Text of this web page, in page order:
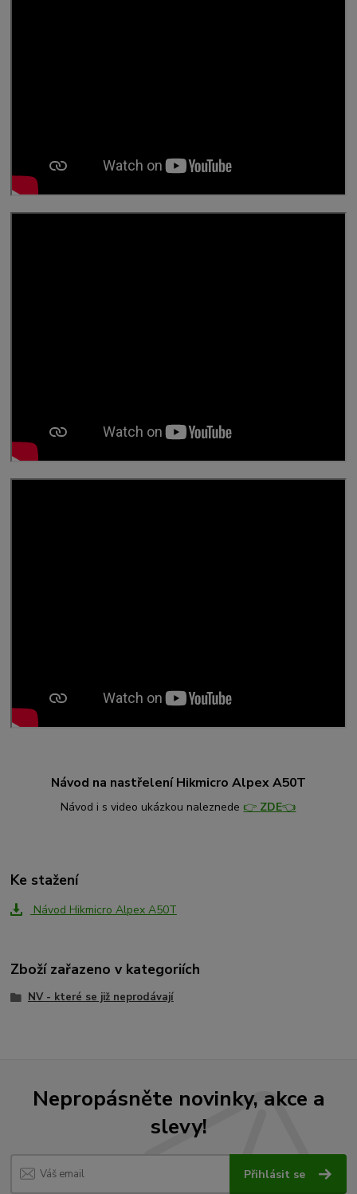
Návod na nastřelení Hikmicro Alpex A50T
Návod i s video ukázkou naleznede 👉 ZDE👈
Ke stažení
Návod Hikmicro Alpex A50T
Zboží zařazeno v kategoriích
NV - které se již neprodávají
Nepropásněte novinky, akce a
slevy!
Přihlásit se